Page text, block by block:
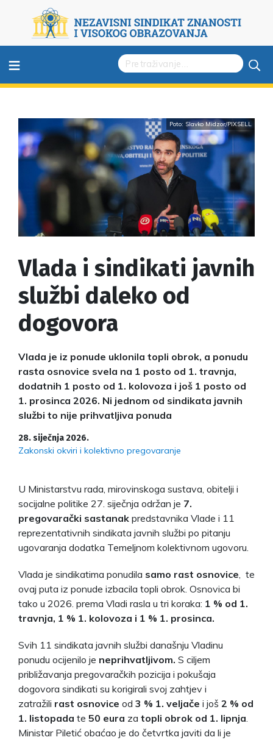
≡
Poto: Slavko Midzor/PIXSELL
Vlada i sindikati javnih
službi daleko od
dogovora
Vlada je iz ponude uklonila topli obrok, a ponudu
rasta osnovice svela na 1 posto od 1. travnja,
dodatnih 1 posto od 1. kolovoza i još 1 posto od
1. prosinca 2026. Ni jednom od sindikata javnih
službi to nije prihvatljiva ponuda
28. siječnja 2026.
Zakonski okviri i kolektivno pregovaranje
U Ministarstvu rada, mirovinskoga sustava, obitelji i
socijalne politike 27. siječnja održan je 7.
pregovarački sastanak predstavnika Vlade i 11
reprezentativnih sindikata javnih službi po pitanju
ugovaranja dodatka Temeljnom kolektivnom ugovoru.
Vlada je sindikatima ponudila samo rast osnovice , te
ovaj puta iz ponude izbacila topli obrok. Osnovica bi
tako u 2026. prema Vladi rasla u tri koraka: 1 % od 1.
travnja, 1 % 1. kolovoza i 1 % 1. prosinca.
Svih 11 sindikata javnih službi današnju Vladinu
ponudu ocijenilo je neprihvatljivom. S ciljem
približavanja pregovaračkih pozicija i pokušaja
dogovora sindikati su korigirali svoj zahtjev i
zatražili rast osnovice od 3 % 1. veljače i još 2 % od
1. listopada te 50 eura za topli obrok od 1. lipnja
Ministar Piletić obaćao je do četvrtka javiti da li je